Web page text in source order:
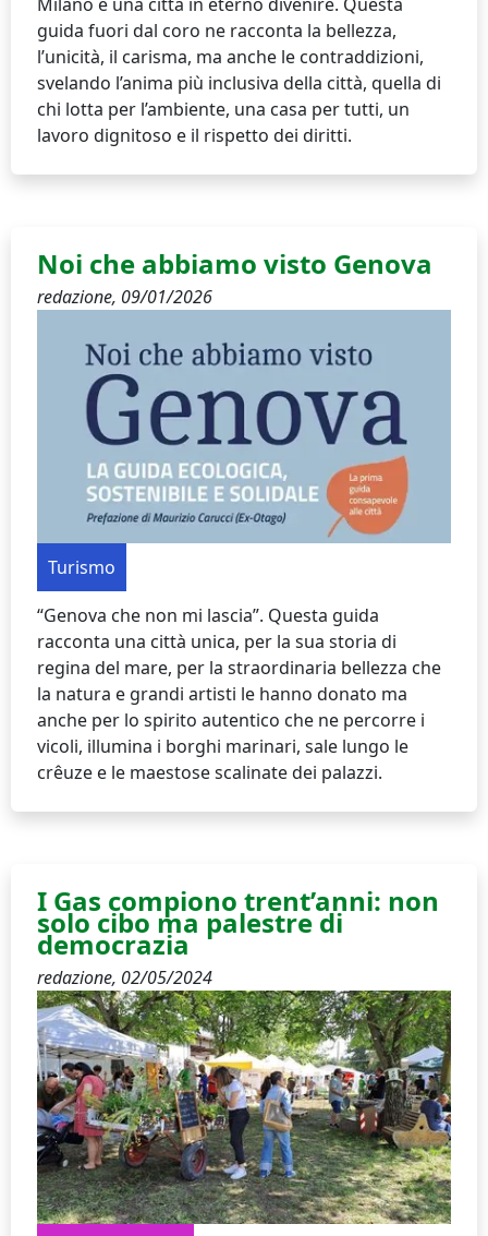
guida fuori dal coro ne racconta la bellezza,
l’unicità, il carisma, ma anche le contraddizioni,
svelando l’anima più inclusiva della città, quella di
chi lotta per l’ambiente, una casa per tutti, un
lavoro dignitoso e il rispetto dei diritti.
Noi che abbiamo visto Genova
redazione, 09/01/2026
Turismo
“Genova che non mi lascia”. Questa guida
racconta una città unica, per la sua storia di
regina del mare, per la straordinaria bellezza che
la natura e grandi artisti le hanno donato ma
anche per lo spirito autentico che ne percorre i
vicoli, illumina i borghi marinari, sale lungo le
crêuze e le maestose scalinate dei palazzi.
I Gas compiono trent’anni: non
solo cibo ma palestre di
democrazia
redazione, 02/05/2024